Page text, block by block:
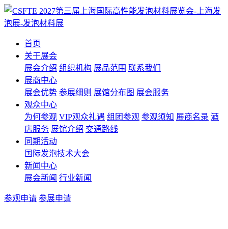
首页
关于展会
展会介绍 组织机构 展品范围 联系我们
展商中心
展会优势 参展细则 展馆分布图 展会服务
观众中心
为何参观 VIP观众礼遇 组团参观 参观须知 展商名录 酒
店服务 展馆介绍 交通路线
同期活动
国际发泡技术大会
新闻中心
展会新闻 行业新闻
参观申请 参展申请